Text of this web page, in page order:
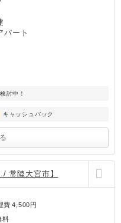
パート
討中！
キャッシュバック
常陸大宮市】
費 4,500円
料